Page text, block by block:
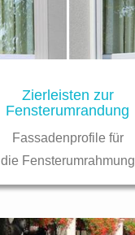
Zierleisten zur
Fensterumrandung
Fassadenprofile für
die Fensterumrahmung